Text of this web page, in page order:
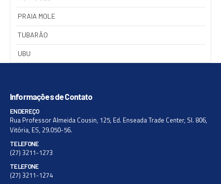
PRAIA MOLE
TUBARÃO
UBU
Informações de Contato
ENDEREÇO
Rua Professor Almeida Cousin, 125, Ed. Enseada Trade Center, Sl. 806,
Vitória, ES, 29.050-56.
TELEFONE
(27) 3211-1273
TELEFONE
(27) 3211-1274